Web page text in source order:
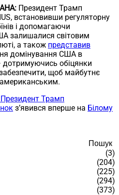
Президент Трамп
встановивши регуляторну
і допомагаючи
залишалися світовим
а також представив
домінування США в
обіцянки
щоб майбутнє
Трамп
з’явився вперше на Білому
Пошук
(3)
(204)
(225)
(294)
(373)